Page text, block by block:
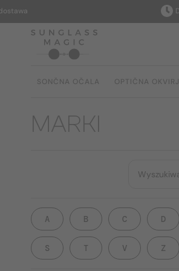
SONČNA OČALA OPTIČNA
MARKI
A B C D
S T V Z